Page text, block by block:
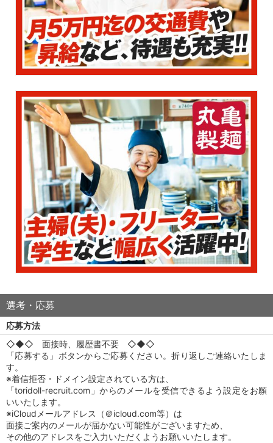
選考・応募
応募方法
◇◆◇ 面接時、履歴書不要 ◇◆◇
「応募する」ボタンからご応募ください。折り返しご連絡いたしま
す。
※着信拒否・ドメイン設定されている方は、
「toridoll-recruit.com」からのメールを受信できるよう設定をお願
いいたします。
※iCloudメールアドレス（＠icloud.com等）は
面接ご案内のメールが届かない可能性がございますため、
その他のアドレスをご入力いただくようお願いいたします。